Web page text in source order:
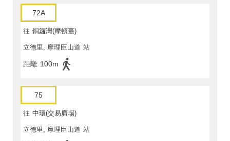
72A
往 銅鑼灣(摩頓臺)
立德里, 摩理臣山道 站
距離 100m
75
往 中環(交易廣場)
立德里, 摩理臣山道 站